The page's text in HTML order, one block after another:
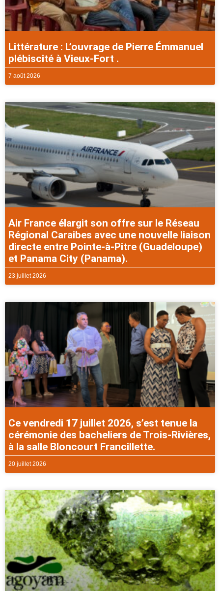
Littérature : L’ouvrage de Pierre Émmanuel
plébiscité à Vieux-Fort .
7 août 2026
Air France élargit son offre sur le Réseau
Régional Caraibes avec une nouvelle liaison
directe entre Pointe-à-Pitre (Guadeloupe)
et Panama City (Panama).
23 juillet 2026
Ce vendredi 17 juillet 2026, s’est tenue la
cérémonie des bacheliers de Trois-Rivières,
à la salle Bloncourt Francillette.
20 juillet 2026